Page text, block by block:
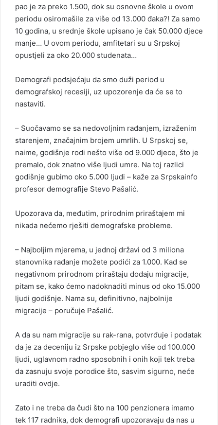
pao je za preko 1.500, dok su osnovne škole u ovom
periodu osiromašile za više od 13.000 đaka?! Za samo
10 godina, u srednje škole upisano je čak 50.000 djece
manje… U ovom periodu, amfitetari su u Srpskoj
opustjeli za oko 20.000 studenata…
Demografi podsjećaju da smo duži period u
demografskoj recesiji, uz upozorenje da će se to
nastaviti.
– Suočavamo se sa nedovoljnim rađanjem, izraženim
starenjem, značajnim brojem umrlih. U Srpskoj se,
naime, godišnje rodi nešto više od 9.000 djece, što je
premalo, dok znatno više ljudi umre. Na toj razlici
godišnje gubimo oko 5.000 ljudi – kaže za Srpskainfo
profesor demografije Stevo Pašalić.
Upozorava da, međutim, prirodnim priraštajem mi
nikada nećemo rješiti demografske probleme.
– Najboljim mjerema, u jednoj državi od 3 miliona
stanovnika rađanje možete podići za 1.000. Kad se
negativnom prirodnom priraštaju dodaju migracije,
pitam se, kako ćemo nadoknaditi minus od oko 15.000
ljudi godišnje. Nama su, definitivno, najbolnije
migracije – poručuje Pašalić.
A da su nam migracije su rak-rana, potvrđuje i podatak
da je za deceniju iz Srpske pobjeglo više od 100.000
ljudi, uglavnom radno sposobnih i onih koji tek treba
da zasnuju svoje porodice što, sasvim sigurno, neće
uraditi ovdje.
Zato i ne treba da čudi što na 100 penzionera imamo
tek 117 radnika, dok demografi upozoravaju da nas u